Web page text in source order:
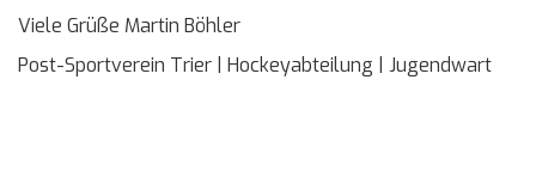
Viele Grüße Martin Böhler
Post-Sportverein Trier | Hockeyabteilung | Jugendwart